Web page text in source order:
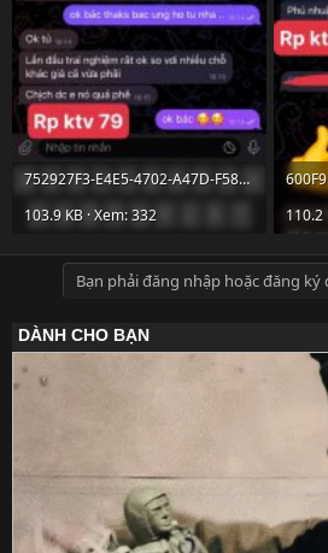
752927F3-E4E5-4702-A47D-F58A905640A1.jpeg
103.9 KB · Xem: 332
110.2
Bạn phải đăng nhập hoặc đăng ký